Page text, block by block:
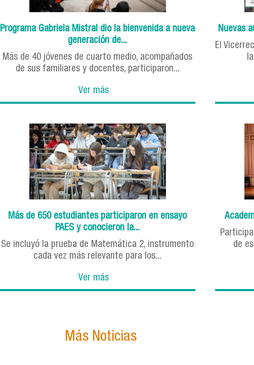
Programa Gabriela Mistral dio la bienvenida a nueva
generación de...
Más de 40 jóvenes de cuarto medio, acompañados
de sus familiares y docentes, participaron...
Ver más
Nuevas
El
Más de 650 estudiantes participaron en ensayo
PAES y conocieron la...
Se incluyó la prueba de Matemática 2, instrumento
cada vez más relevante para los...
Ver más
de
Más Noticias